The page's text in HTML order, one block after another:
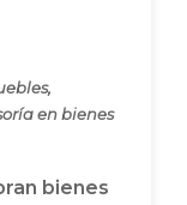
,
en bienes
bienes